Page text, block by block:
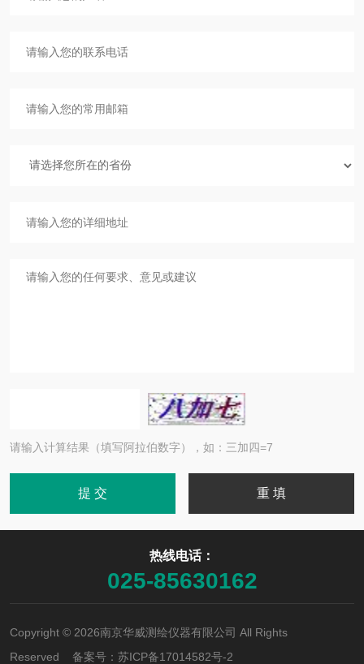
请输入计算结果（填写阿拉伯数字），如：三加四=7
热线电话：
025-85630162
Copyright © 2026南京华威测绘仪器有限公司 All Rights
Reserved 备案号： 苏ICP备17014582号-2